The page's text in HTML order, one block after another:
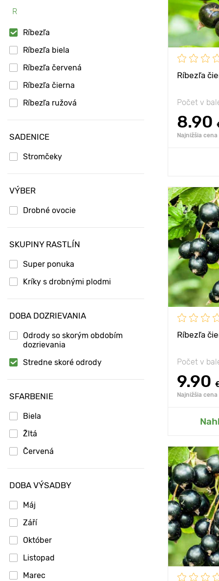
R
Ríbezľa
Ríbezľa biela
Ríbezľa červená
Ríbezľa čierna
Ríbezľa ružová
SADENICE
Stromčeky
VÝBER
Drobné ovocie
SKUPINY RASTLÍN
Super ponuka
Kríky s drobnými plodmi
DOBA DOZRIEVANIA
Odrody so skorým obdobím
dozrievania
Stredne skoré odrody
SFARBENIE
Biela
Žltá
Červená
DOBA VÝSADBY
Máj
Září
Október
Listopad
Marec
Ríbezľa
Počet v
8.90
Najnižšia
Vlastnosti
Výška
rastlinami
Poloha
Ríbezľa
Počet v
9.90
Najnižšia
Hĺbka
Type pots
Vlastnosti
Výška
Vzdialenosť
Poloha
Hĺbka
Vlastnosti
Výška
Vzdialenosť
rastlinami
Poloha